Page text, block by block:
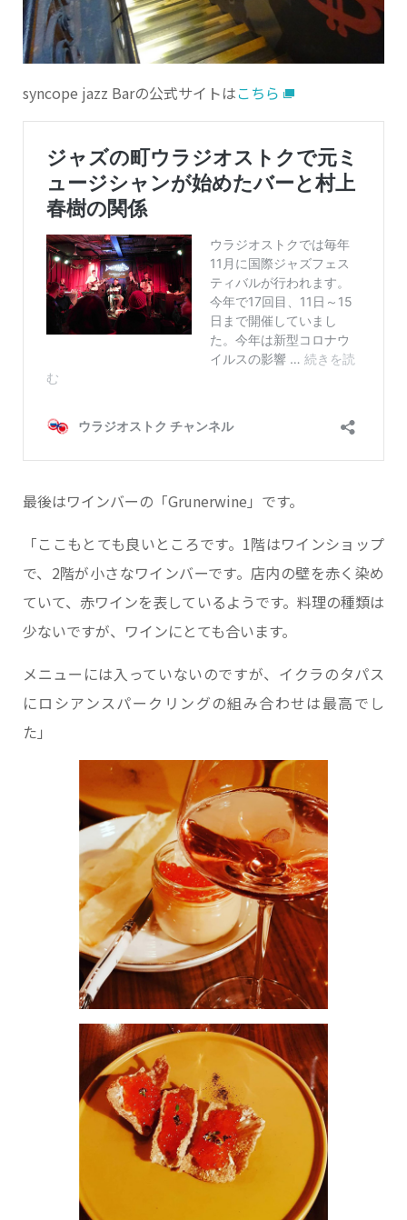
syncope jazz Barの公式サイトはこちら
最後はワインバーの「Grunerwine」です。
「ここもとても良いところです。1階はワインショップ
で、2階が小さなワインバーです。店内の壁を赤く染め
ていて、赤ワインを表しているようです。料理の種類は
少ないですが、ワインにとても合います。
メニューには入っていないのですが、イクラのタパス
にロシアンスパークリングの組み合わせは最高でし
た」